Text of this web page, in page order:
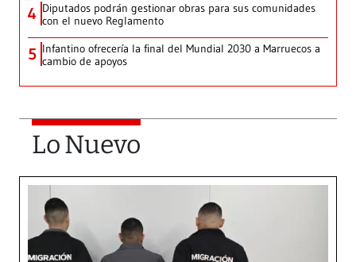
4 Diputados podrán gestionar obras para sus comunidades
con el nuevo Reglamento
5 Infantino ofrecería la final del Mundial 2030 a Marruecos a
cambio de apoyos
Lo Nuevo